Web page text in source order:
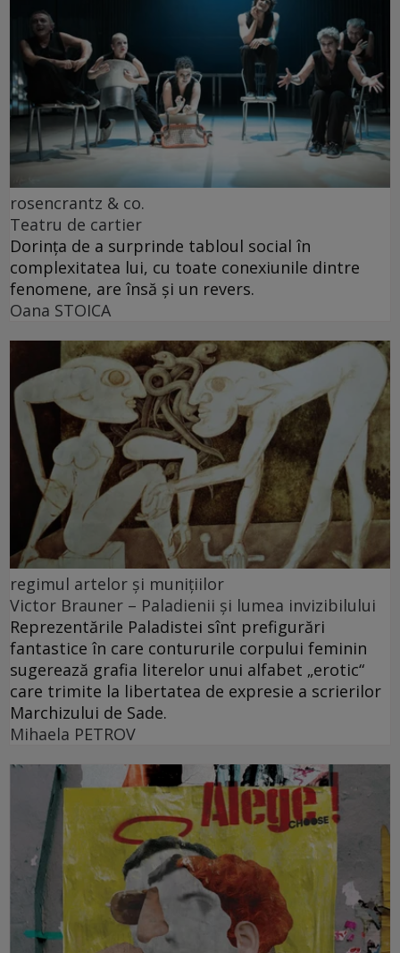
rosencrantz & co.
Teatru de cartier
Dorința de a surprinde tabloul social în
complexitatea lui, cu toate conexiunile dintre
fenomene, are însă și un revers.
Oana STOICA
regimul artelor şi muniţiilor
Victor Brauner – Paladienii și lumea invizibilului
Reprezentările Paladistei sînt prefigurări
fantastice în care contururile corpului feminin
sugerează grafia literelor unui alfabet „erotic“
care trimite la libertatea de expresie a scrierilor
Marchizului de Sade.
Mihaela PETROV